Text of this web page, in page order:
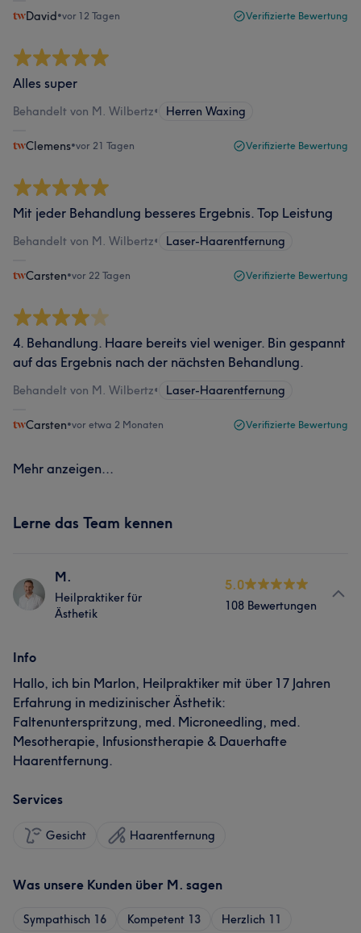
David•vor 12 Tagen Verifizierte Bewertung
Alles super
Behandelt von M. Wilbertz• Herren Waxing
Clemens•vor 21 Tagen Verifizierte Bewertung
Mit jeder Behandlung besseres Ergebnis. Top Leistung
Behandelt von M. Wilbertz• Laser-Haarentfernung
Carsten•vor 22 Tagen Verifizierte Bewertung
4. Behandlung. Haare bereits viel weniger. Bin gespannt
auf das Ergebnis nach der nächsten Behandlung.
Behandelt von M. Wilbertz• Laser-Haarentfernung
Carsten•vor etwa 2 Monaten Verifizierte Bewertung
Mehr anzeigen...
Lerne das Team kennen
M.
Heilpraktiker für
Ästhetik
5.0
108 Bewertungen
Info
Hallo, ich bin Marlon, Heilpraktiker mit über 17 Jahren
Erfahrung in medizinischer Ästhetik:
Faltenunterspritzung, med. Microneedling, med.
Mesotherapie, Infusionstherapie & Dauerhafte
Haarentfernung.
Services
Gesicht Haarentfernung
Was unsere Kunden über M. sagen
Sympathisch 16 Kompetent 13 Herzlich 11